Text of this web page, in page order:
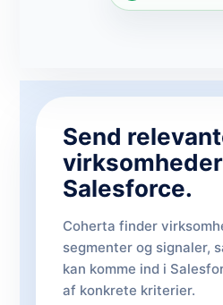
Send
Salesforce.
Coherta finder
segmenter og signaler,
kan komme ind i
af konkrete kriterier.